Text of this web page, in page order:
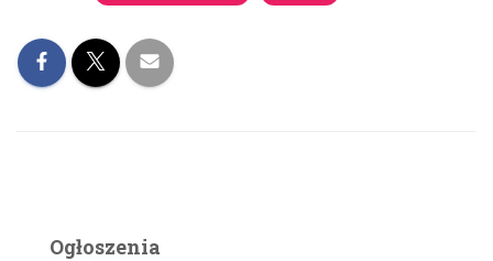
Ogłoszenia